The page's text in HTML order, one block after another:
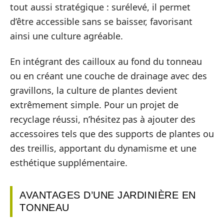
tout aussi stratégique : surélevé, il permet
d’être accessible sans se baisser, favorisant
ainsi une culture agréable.
En intégrant des cailloux au fond du tonneau
ou en créant une couche de drainage avec des
gravillons, la culture de plantes devient
extrêmement simple. Pour un projet de
recyclage réussi, n’hésitez pas à ajouter des
accessoires tels que des supports de plantes ou
des treillis, apportant du dynamisme et une
esthétique supplémentaire.
AVANTAGES D’UNE JARDINIÈRE EN
TONNEAU